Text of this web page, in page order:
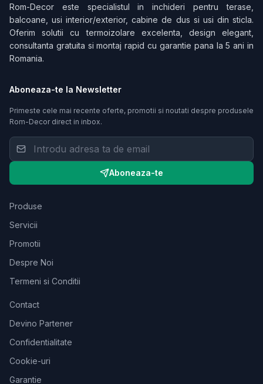
Rom-Decor este specialistul in inchideri pentru terase,
balcoane, usi interior/exterior, cabine de dus si usi din sticla.
Oferim solutii cu termoizolare excelenta, design elegant,
consultanta gratuita si montaj rapid cu garantie pana la 5 ani in
Romania.
Aboneaza-te la Newsletter
Primeste cele mai recente oferte, promotii si noutati despre produsele
Rom-Decordirect in inbox.
Aboneaza-te
Produse
Servicii
Promotii
Despre Noi
Termeni si Conditii
Contact
Devino Partener
Confidentialitate
Cookie-uri
Garantie